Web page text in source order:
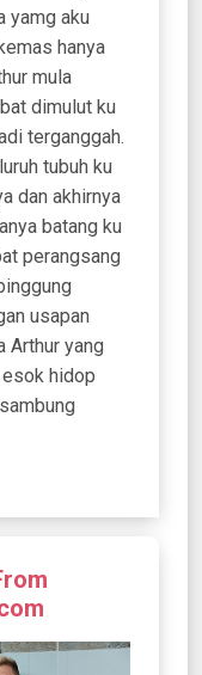
yamg aku
hanya
mula
dimulut ku
terganggah.
tubuh ku
dan akhirnya
batang ku
perangsang
usapan
Arthur yang
hidop